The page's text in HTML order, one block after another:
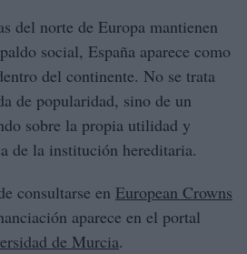
del norte de Europa mantienen
social, España aparece como
del continente. No se trata
de popularidad, sino de un
sobre la propia utilidad y
de la institución hereditaria.
consultarse en European Crowns
aparece en el portal
de Murcia.